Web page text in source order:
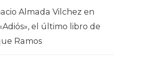
Almada Vilchez en
el último libro de
Ramos